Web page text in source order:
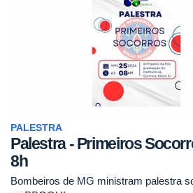
PALESTRA
Palestra - Primeiros
8h
Bombeiros de MG ministram palestra